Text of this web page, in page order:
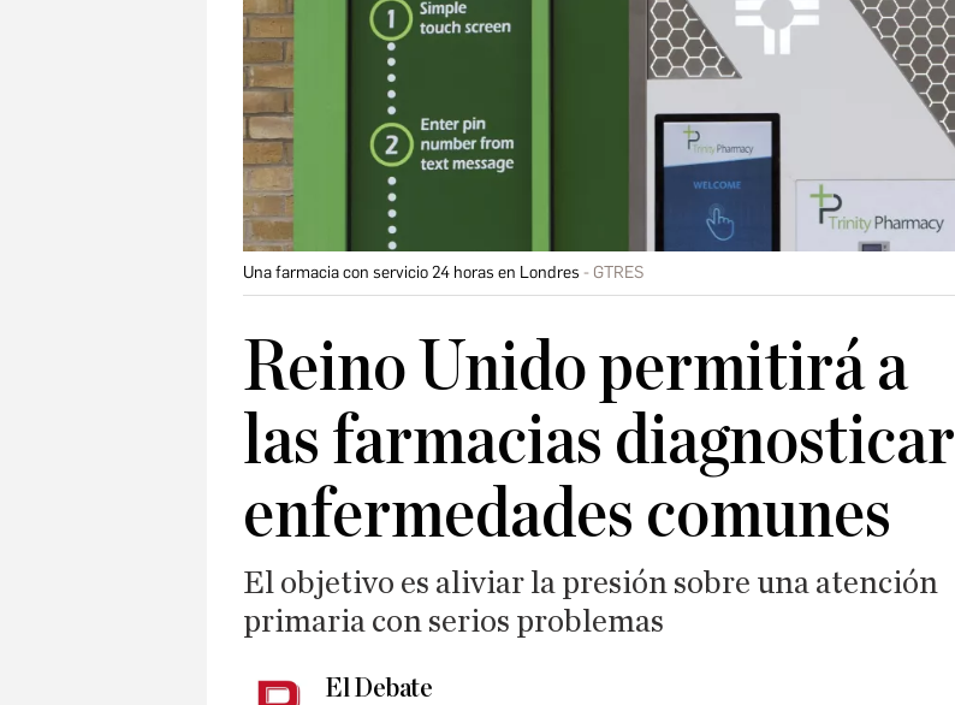
Una farmacia con servicio 24 horas en Londres GTRES
Reino Unido permitirá a
las farmacias diagnosticar
enfermedades comunes
El objetivo es aliviar la presión sobre una atención
primaria con serios problemas
El Debate